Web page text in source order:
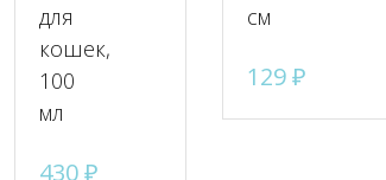
для
кошек,
100
мл
430₽
см
129₽